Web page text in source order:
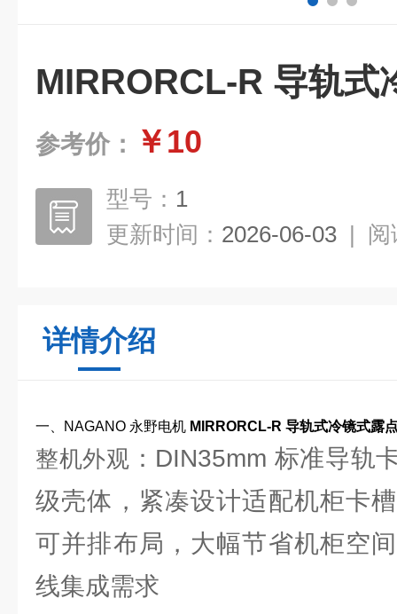
MIRRORCL-R 导轨式
参考价： ￥10
型号： 1
更新时间： 2026-06-03 | 阅
详情介绍
一、NAGANO 永野电机 MIRRORCL-R 导轨式冷镜式露
整机外观 ：DIN35mm 标准导轨
级壳体，紧凑设计适配机柜卡
可并排布局，大幅节省机柜空
线集成需求